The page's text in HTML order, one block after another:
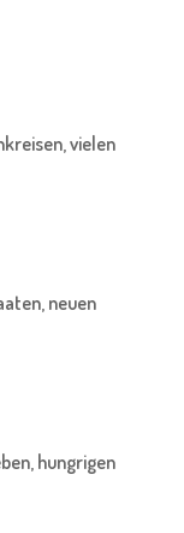
vielen
neuen
hungrigen